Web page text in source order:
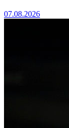
07.08.2026